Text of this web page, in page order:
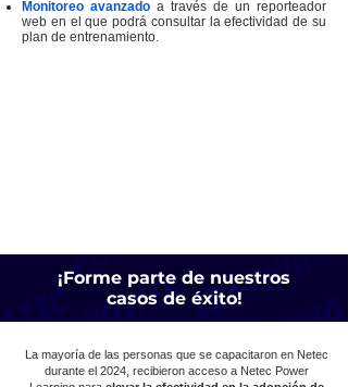
Monitoreo avanzado a través de un reporteador
web en el que podrá consultar la efectividad de su
plan de entrenamiento.
¡Forme parte de nuestros
casos de éxito!
La mayoría de las personas que se capacitaron en Netec
durante el 2024, recibieron acceso a Netec Power